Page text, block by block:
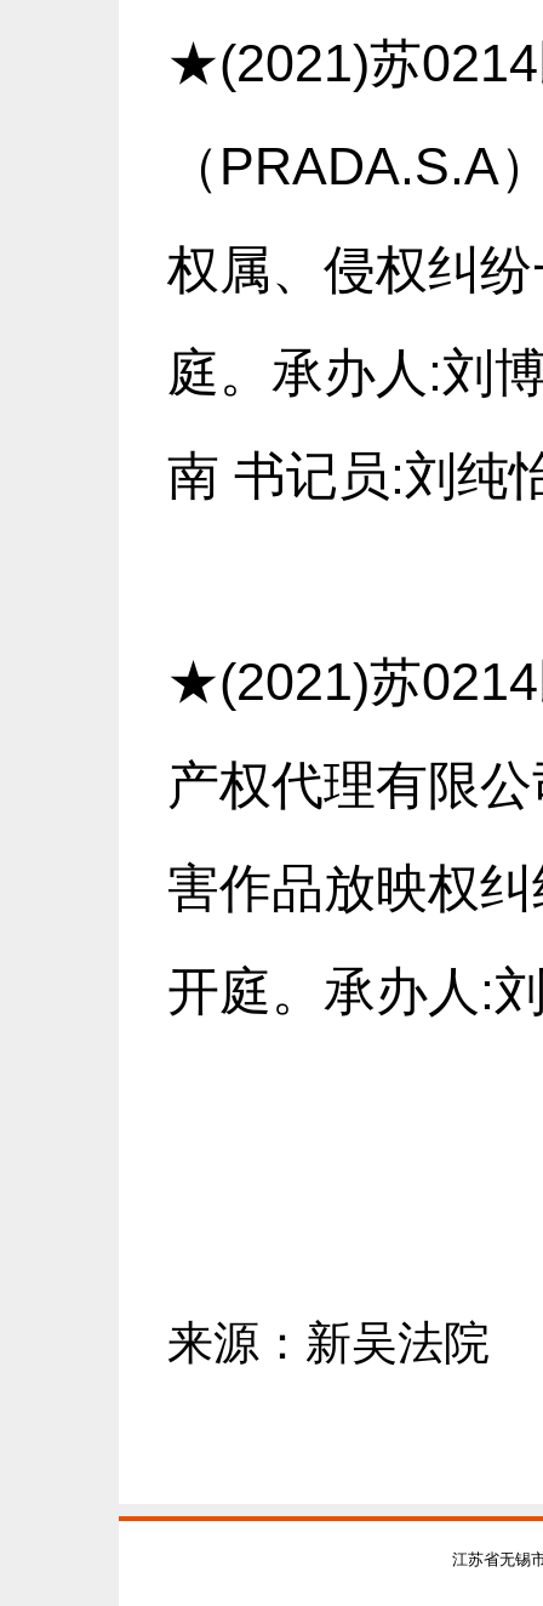
★(2021)苏
（PRADA.S.A
权属、侵权纠
庭。承办人:刘
南 书记员:刘纯
★(2021)苏
产权代理有限
害作品放映权
开庭。承办人:
来源：新吴法院
江苏省无锡